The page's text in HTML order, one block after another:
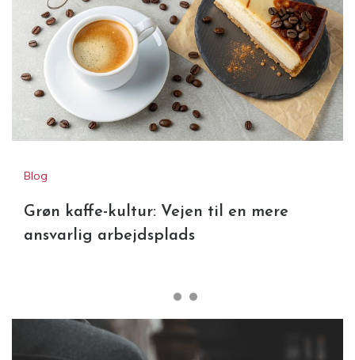
Blog
Grøn kaffe-kultur: Vejen til en mere
ansvarlig arbejdsplads